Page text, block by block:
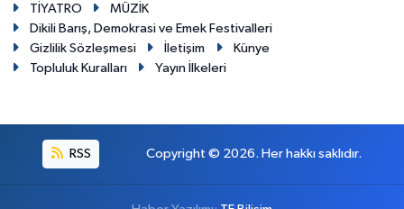
TİYATRO
MÜZİK
Dikili Barış, Demokrasi ve Emek Festivalleri
Gizlilik Sözleşmesi
İletişim
Künye
Topluluk Kuralları
Yayın İlkeleri
RSS Copyright © 2026. Her hakkı saklıdır.